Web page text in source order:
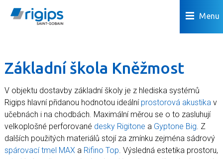
Menu
Základní škola Kněžmost
V objektu dostavby základní školy je z hlediska systémů
Rigips hlavní přidanou hodnotou ideální prostorová akustika v
učebnách i na chodbách. Maximální měrou se o to zasluhují
velkoplošné perforované desky Rigitone a Gyptone Big. Z
dalších použitých materiálů stojí za zmínku zejména sádrový
spárovací tmel MAX a Rifino Top. Výsledná estetika prostoru,